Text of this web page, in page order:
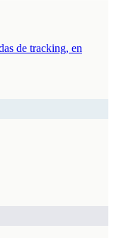
de tracking, en